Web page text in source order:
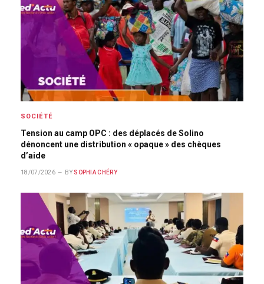
SOCIÉTÉ
Tension au camp OPC : des déplacés de Solino
dénoncent une distribution « opaque » des chèques
d’aide
18/07/2026 BY SOPHIA CHÉRY